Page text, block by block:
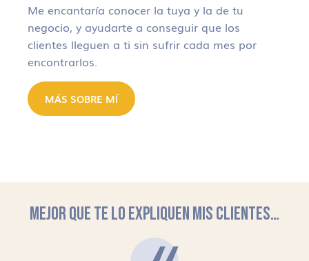
Me encantaría conocer la tuya y la de tu
negocio, y ayudarte a conseguir que los
clientes lleguen a ti sin sufrir cada mes por
encontrarlos.
MÁS SOBRE MÍ
MEJOR QUE TE LO EXPLIQUEN MIS CLIENTES…